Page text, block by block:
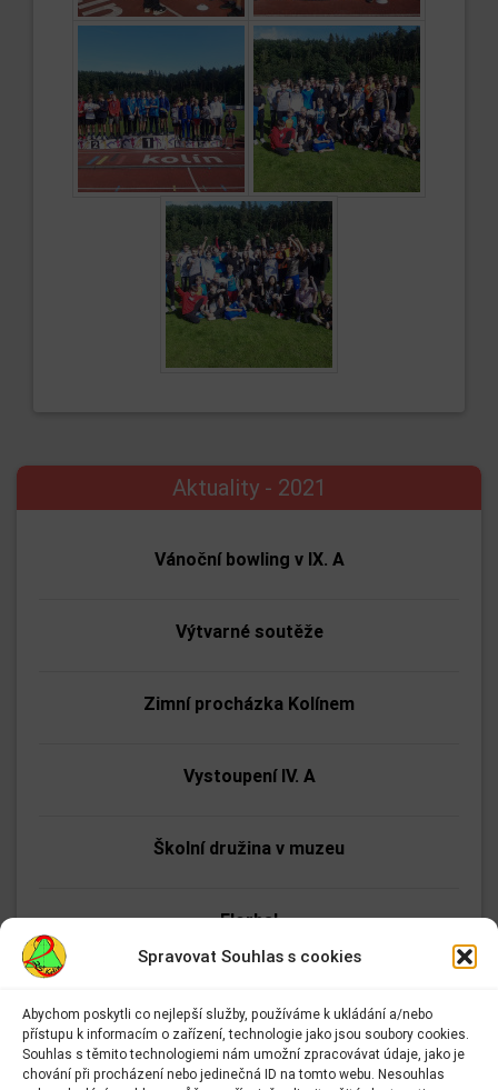
Spravovat Souhlas s cookies
Abychom poskytli co nejlepší služby, používáme k ukládání a/nebo
přístupu k informacím o zařízení, technologie jako jsou soubory cookies.
Souhlas s těmito technologiemi nám umožní zpracovávat údaje, jako je
chování při procházení nebo jedinečná ID na tomto webu. Nesouhlas
Aktuality - 2021
Vánoční bowling v IX. A
Výtvarné soutěže
Zimní procházka Kolínem
Vystoupení IV. A
Školní družina v muzeu
Florbal
Dílny SOŠ stavební Kolín
Adresa:
Základní škola Kolín II.